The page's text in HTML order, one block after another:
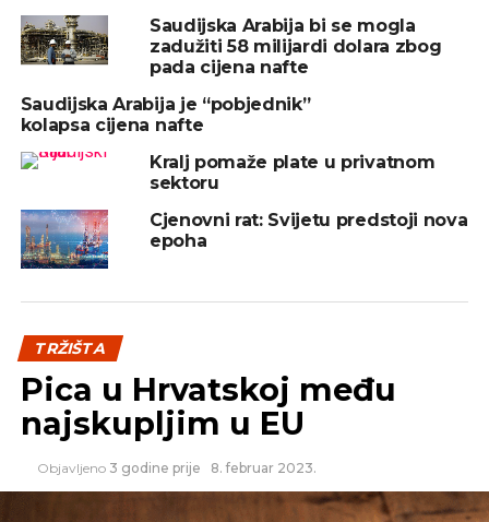
Na ovogodišnjem jubilarnom Sarajevo Business
Forumu će uime Islamske razvojne banke i njenih
članica prisustvovati delegacija s više od 50 velikih
investitora iz privatnog sektora, koju će predvoditi
Oussama Kaissi, generalni direktor Islamske
korporaciju za osiguranje investicija i izvoza (ICIEC).
Osim Kaissija, SBF-u će prisustvovati i Mohamed
Hedi Mejai, direktor Odjela za investicije IDB Group.
U prisustvu ovako značajnih zvanica i podršku
mogućnost domaćim privrednicima da uspostave
nove poslovne prilike za suradnju.
Saudijska Arabija bi se mogla
zadužiti 58 milijardi dolara zbog
pada cijena nafte
Saudijska Arabija je “pobjednik”
kolapsa cijena nafte
Kralj pomaže plate u privatnom
sektoru
Cjenovni rat: Svijetu predstoji nova
epoha
TRŽIŠTA
Pica u Hrvatskoj među
najskupljim u EU
Objavljeno 3 godine prije 8. februar 2023.